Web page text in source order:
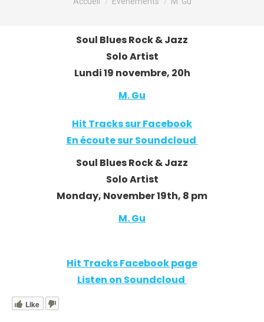
Soul Blues Rock & Jazz
Solo Artist
Lundi 19 novembre, 20h
M. Gu
Hit Tracks sur Facebook
En écoute sur Soundcloud
Soul Blues Rock & Jazz
Solo Artist
Monday, November 19th, 8 pm
M. Gu
Hit Tracks Facebook page
Listen on Soundcloud
Like